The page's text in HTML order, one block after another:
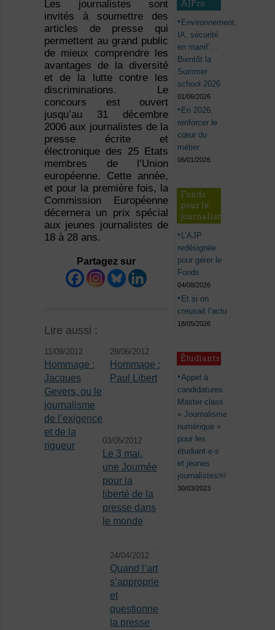
Les journalistes sont
invités à soumettre des
articles de presse qui
permettent au grand public
de mieux comprendre les
avantages de la diversité
et de la lutte contre les
discriminations. Le
concours est ouvert
jusqu’au 31 décembre
2006 aux journalistes de la
presse écrite et
électronique des 25 Etats
membres de l’Union
européenne. Cette année,
et pour la première fois, la
Commission Européenne
décernera un prix spécial
aux jeunes journalistes de
18 à 28 ans.
Partagez sur
Lire aussi :
11/09/2012
Hommage :
Jacques
Gevers, ou le
journalisme
de l’exigence
et de la
rigueur
28/06/2012
Hommage :
Paul Libert
03/05/2012
Le 3 mai,
une Journée
pour la
liberté de la
presse dans
le monde
24/04/2012
Quand l’art
s’approprie
et
questionne
la presse
AJPro
Environnement,
IA, sécurité
en manif’…
Bientôt la
Summer
school 2026
01/06/2026
En 2026,
renforcer le
cœur du
métier
06/01/2026
Fonds
pour le
journalisme
L’AJP
redésignée
pour gérer le
Fonds
04/08/2026
Et si on
creusait l’actu
18/05/2026
Étudiants
Appel à
candidatures :
Master class
« Journalisme
numérique »
pour les
étudiant·e·s
et jeunes
journalistes￼
30/03/2023